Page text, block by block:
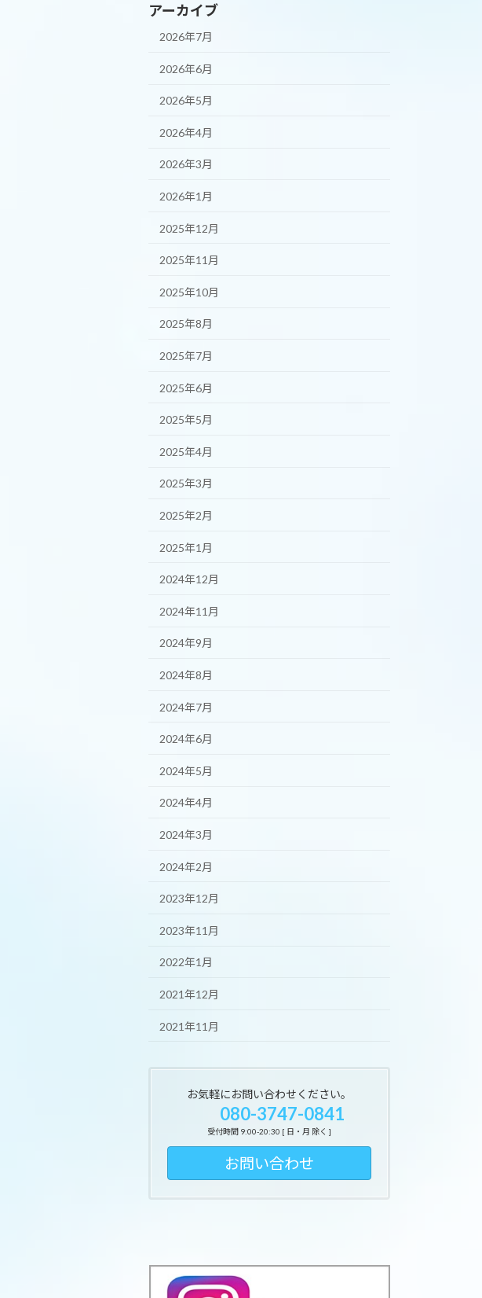
アーカイブ
2026年7月
2026年6月
2026年5月
2026年4月
2026年3月
2026年1月
2025年12月
2025年11月
2025年10月
2025年8月
2025年7月
2025年6月
2025年5月
2025年4月
2025年3月
2025年2月
2025年1月
2024年12月
2024年11月
2024年9月
2024年8月
2024年7月
2024年6月
2024年5月
2024年4月
2024年3月
2024年2月
2023年12月
2023年11月
2022年1月
2021年12月
2021年11月
お気軽にお問い合わせください。
080-3747-0841
受付時間 9:00-20:30 [ 日・月 除く ]
お問い合わせ